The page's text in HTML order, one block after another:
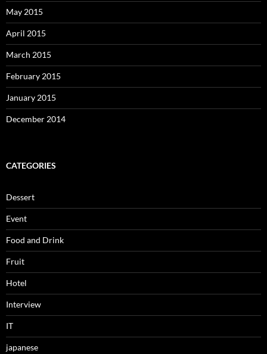
May 2015
April 2015
March 2015
February 2015
January 2015
December 2014
CATEGORIES
Dessert
Event
Food and Drink
Fruit
Hotel
Interview
IT
japanese